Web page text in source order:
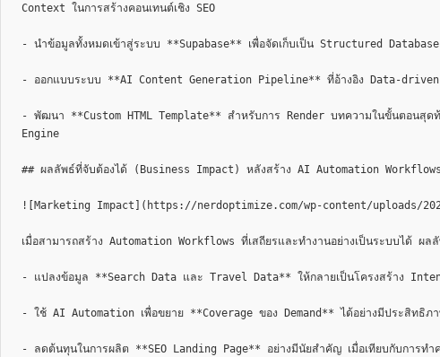
Context ในการสร้างคอนเทนต์เชิง SEO
- นำข้อมูลทั้งหมดเข้าสู่ระบบ **Supabase** เพื่อจัดเก็บเป็น Structured
- ออกแบบระบบ **AI Content Generation Pipeline** ที่อ้างอิง Data-driven
- พัฒนา **Custom HTML Template** สำหรับการ Render บทความในขั้นตอนสุด
Engine
## ผลลัพธ์ที่จับต้องได้ (Business Impact) หลังสร้าง AI Automation Workflows
![Marketing Impact](https://nerdoptimize.com/wp-content/uploads/
เมื่อสามารถสร้าง Automation Workflows ที่เสถียรและทำงานอย่างเป็นระบบได้ ผล
- แปลงข้อมูล **Search Data และ Travel Data** ให้กลายเป็นโครงสร้าง Intent
- ใช้ AI Automation เพื่อขยาย **Coverage ของ Demand** ได้อย่างมีประ
- ลดต้นทุนในการผลิต **SEO Landing Page** อย่างมีนัยสำคัญ เมื่อเทียบกับการท